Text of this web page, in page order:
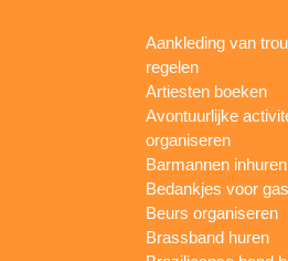
Aankleding van
regelen
Artiesten boeken
Avontuurlijke
organiseren
Barmannen inhuren
Bedankjes voor
Beurs organiseren
Brassband huren